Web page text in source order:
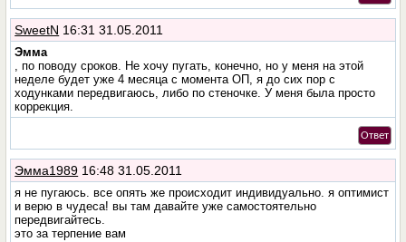
SweetN 16:31 31.05.2011
Эмма
, по поводу сроков. Не хочу пугать, конечно, но у меня на этой
неделе будет уже 4 месяца с момента ОП, я до сих пор с
ходунками передвигаюсь, либо по стеночке. У меня была просто
коррекция.
Ответ
Эмма1989 16:48 31.05.2011
я не пугаюсь. все опять же происходит индивидуально. я оптимист
и верю в чудеса! вы там давайте уже самостоятельно
передвигайтесь.
это за терпение вам